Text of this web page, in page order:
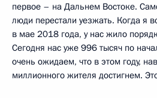
первое – на Дальнем Востоке.
люди перестали уезжать. Когда я
в мае 2018 года, у нас жило
Сегодня нас уже 996 тысяч по
очень ожидаем, что в этом году,
миллионного жителя достигнем.